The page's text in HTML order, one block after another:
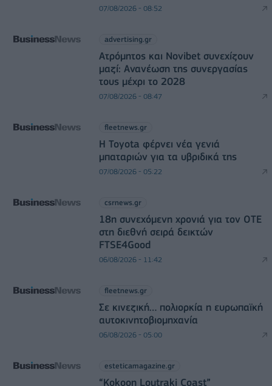
07/08/2026 - 08:52
advertising.gr
Ατρόμητος και Novibet συνεχίζουν
μαζί: Ανανέωση της συνεργασίας
τους μέχρι το 2028
07/08/2026 - 08:47
fleetnews.gr
Η Toyota φέρνει νέα γενιά
μπαταριών για τα υβριδικά της
07/08/2026 - 05:22
csrnews.gr
18η συνεχόμενη χρονιά για τον ΟΤΕ
στη διεθνή σειρά δεικτών
FTSE4Good
06/08/2026 - 11:42
fleetnews.gr
Σε κινεζική… πολιορκία η ευρωπαϊκή
αυτοκινητοβιομηχανία
06/08/2026 - 05:00
esteticamagazine.gr
“Kokoon Loutraki Coast”